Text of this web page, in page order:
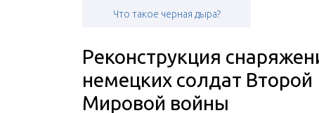
Что такое черная дыра?
Реконструкция
немецких солдат Второй
Мировой войны